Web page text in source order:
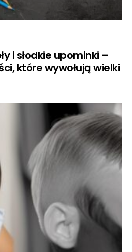
i słodkie upominki –
które wywołują wielki